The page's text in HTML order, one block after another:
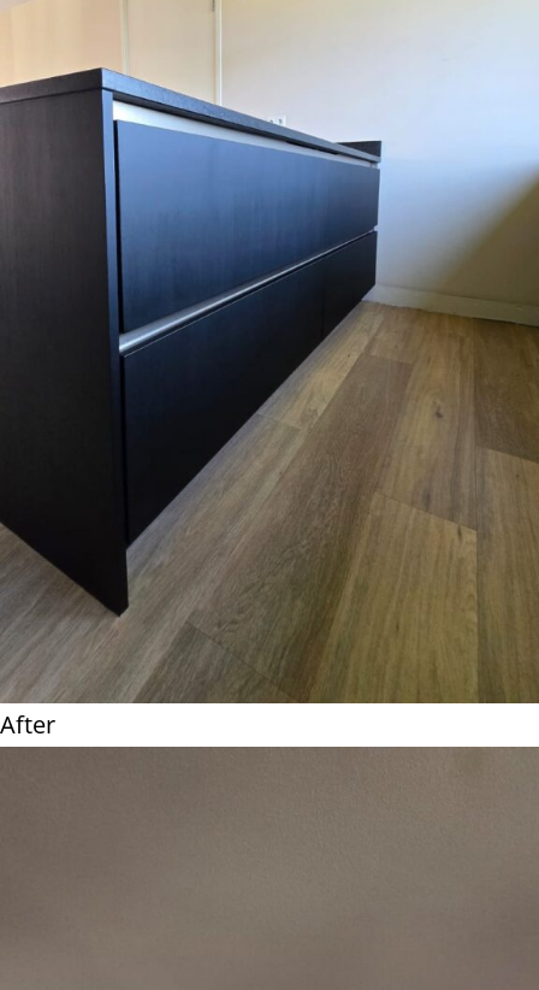
After